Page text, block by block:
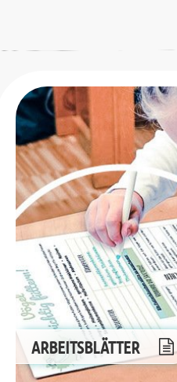
ARBEITSBLÄTTER